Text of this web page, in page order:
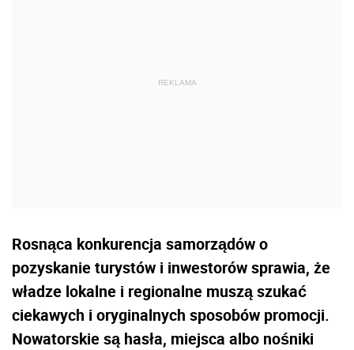
Rosnąca konkurencja samorządów o
pozyskanie turystów i inwestorów sprawia, że
władze lokalne i regionalne muszą szukać
ciekawych i oryginalnych sposobów promocji.
Nowatorskie są hasła, miejsca albo nośniki